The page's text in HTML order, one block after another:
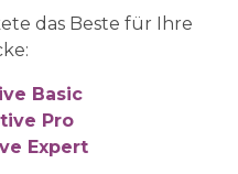
das Beste für Ihre
Basic
Pro
Expert